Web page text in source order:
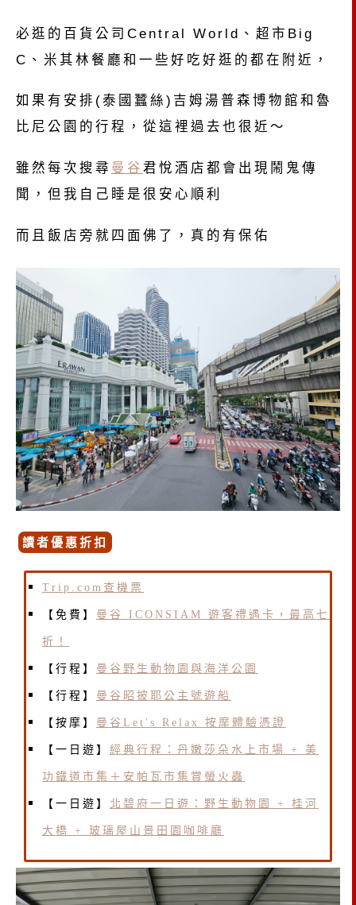
必逛的百貨公司Central World、超市Big
C、米其林餐廳和一些好吃好逛的都在附近，
如果有安排(泰國蠶絲)吉姆湯普森博物館和魯
比尼公園的行程，從這裡過去也很近～
雖然每次搜尋 曼谷 君悅酒店都會出現鬧鬼傳
聞，但我自己睡是很安心順利
而且飯店旁就四面佛了，真的有保佑
讀者優惠折扣
Trip.com查機票
【免費】 曼谷 ICONSIAM 遊客禮遇卡，最高七
折！
【行程】 曼谷野生動物園與海洋公園
【行程】 曼谷昭披耶公主號遊船
【按摩】 曼谷Let's Relax 按摩體驗憑證
【一日遊】 經典行程：丹嫩莎朵水上市場 + 美
功鐵道市集＋安帕瓦市集賞螢火蟲
【一日遊】 北碧府一日遊：野生動物園 + 桂河
大橋 + 玻璃屋山景田園咖啡廳